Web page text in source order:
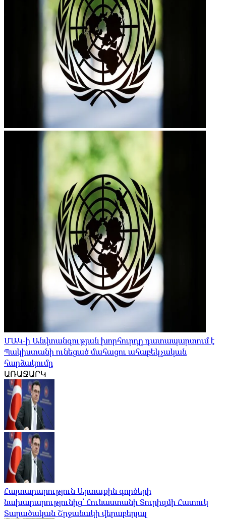
ՄԱԿ-ի Անվտանգության խորհուրդը դատապարտում է
Պակիստանի ունեցած մահացու ահաբեկչական
հարձակումը
ԱՌԱՋԱՐԿ
Հայտարարություն Արտաքին գործերի
նախարարությունից՝ Հունաստանի Տուրիզմի Հատուկ
Տարածական Շրջանակի վերաբերյալ